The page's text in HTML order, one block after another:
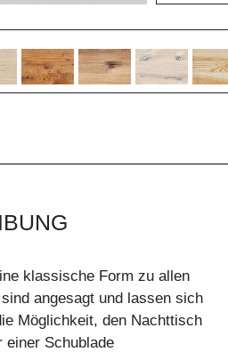
klassische Form zu allen
angesagt und lassen sich
Möglichkeit, den Nachttisch
einer Schublade